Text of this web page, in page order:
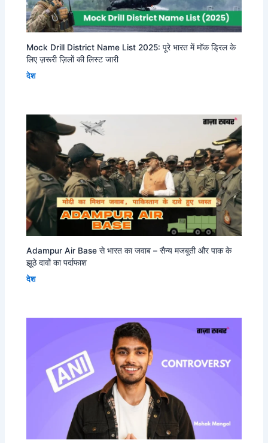
Mock Drill District Name List 2025: पूरे भारत में मॉक ड्रिल के
लिए ज़रूरी ज़िलों की लिस्ट जारी
देश
Adampur Air Base से भारत का जवाब – सैन्य मजबूती और पाक के
झूठे दावों का पर्दाफाश
देश